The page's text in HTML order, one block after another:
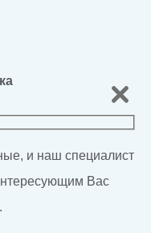
и наш специалист
Вас